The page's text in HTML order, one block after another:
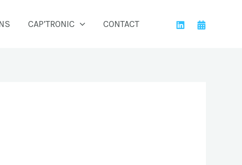
CAP’TRONIC CONTACT